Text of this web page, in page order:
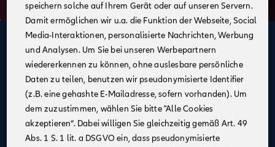
Deine Vorteile
im Vertrieb der Allianz
Allianz alsstarker Partnerundstarke Marke
Businesspläne mitErfolgsgarantie
Unterstützung bei derUnternehmensgründung
speichern solche auf Ihrem Gerät oder auf unseren Servern.
Damit ermöglichen wir u.a. die Funktion der Webseite, Social
Media-Interaktionen, personalisierte Nachrichten, Werbung
und Analysen. Um Sie bei unseren Werbepartnern
wiedererkennen zu können, ohne auslesbare persönliche
Daten zu teilen, benutzen wir pseudonymisierte Identifier
(z.B. eine gehashte E-Mailadresse, sofern vorhanden). Um
dem zuzustimmen, wählen Sie bitte "Alle Cookies
akzeptieren“. Dabei willigen Sie gleichzeitig gemäß Art. 49
Abs. 1 S. 1 lit. a DSGVO ein, dass pseudonymisierte